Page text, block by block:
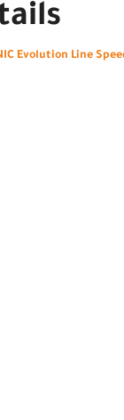
Evolution Line